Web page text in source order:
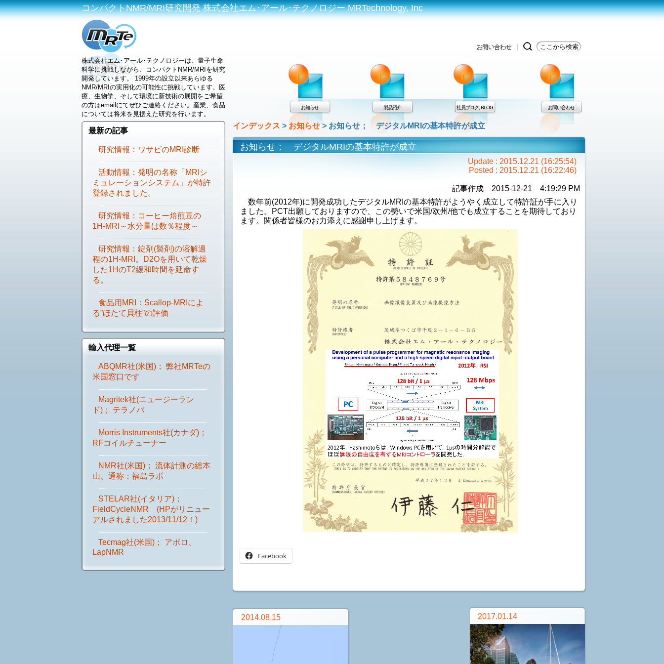
コンパクトNMR/MRI研究開発 株式会社エム･アール･テクノロジー MRTechnology, Inc
お知らせ 製品紹介 社員ブログ; BLOG お問い合わせ
株式会社エム･アール･テクノロジーは、量子生命
科学に挑戦しながら、コンパクトNMR/MRIを研究
開発しています。 1999年の設立以来あらゆる
NMR/MRIの実用化の可能性に挑戦しています。医
療、生物学、そして環境に新技術の展開をご希望
の方はemailにてぜひご連絡ください。産業、食品
については将来を見据えた研究を行います。
最新の記事
研究情報：ワサビのMRI診断
活動情報：発明の名称「MRIシ
ミュレーションシステム」が特許
登録されました。
研究情報：コーヒー焙煎豆の
1H-MRI～水分量は数％程度～
研究情報：錠剤(製剤)の溶解過
程の1H-MRI。D2Oを用いて乾燥
した1HのT2緩和時間を延命す
る。
食品用MRI：Scallop-MRIによ
る”ほたて貝柱”の評価
輸入代理一覧
ABQMR社(米国)； 弊社MRTeの
米国窓口です
Magritek社(ニュージーラン
ド)； テラノバ
Morris Instruments社(カナダ)；
RFコイルチューナー
NMR社(米国)； 流体計測の総本
山、通称：福島ラボ
STELAR社(イタリア)；
FieldCycleNMR (HPがリニュー
アルされました2013/11/12！)
Tecmag社(米国)； アポロ、
LapNMR
インデックス > お知らせ> お知らせ； デジタルMRIの基本特許が成立
お知らせ； デジタルMRIの基本特許が成立
Update : 2015.12.21 (16:25:54)
Posted : 2015.12.21 (16:22:46)
記事作成 2015-12-21 4:19:29 PM
数年前(2012年)に開発成功したデジタルMRIの基本特許がようやく成立して特許証が手に入り
ました。PCT出願しておりますので、この勢いで米国/欧州/他でも成立することを期待しており
ます。関係者皆様のお力添えに感謝申し上げます。
Facebook
2014.08.15 2017.01.14